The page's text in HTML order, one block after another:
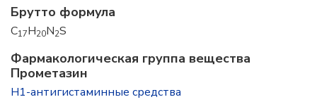
Брутто формула
C17H20N2S
Фармакологическая группа вещества
Прометазин
H1-антигистаминные средства